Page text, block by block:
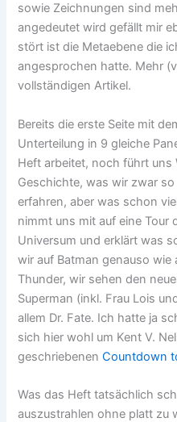
sowie Zeichnungen sind
angedeutet wird gefällt mir
stört ist die Metaebene die
angesprochen hatte. Mehr
vollständigen Artikel.
Bereits die erste Seite mit
Unterteilung in 9 gleiche
Heft arbeitet, noch führt uns
Geschichte, was wir zwar
erfahren, aber was schon
nimmt uns mit auf eine Tour
Universum und erklärt was
wir auf Batman genauso
Thunder, wir sehen den
Superman (inkl. Frau Lois
allem Dr. Fate. Ich hatte ja
sich hier wohl um Kent V.
geschriebenenCountdown
Was das Heft tatsächlich
auszustrahlen ohne platt zu